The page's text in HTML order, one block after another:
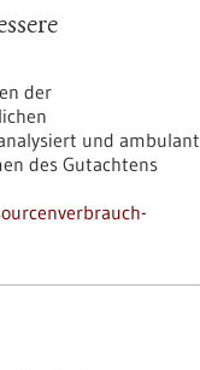
der
und ambulant
des Gutachtens